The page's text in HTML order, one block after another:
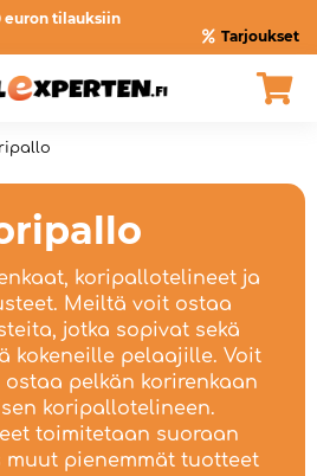
euron tilauksiin
Tarjoukset
koripallotelineet ja
Meiltä voit ostaa
jotka sopivat sekä
kokeneille pelaajille. Voit
pelkän korirenkaan
koripallotelineen.
toimitetaan suoraan
muut pienemmät tuotteet